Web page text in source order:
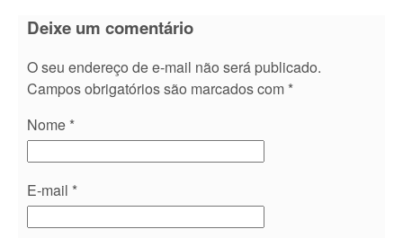
Deixe um comentário
O seu endereço de e-mail não será publicado.
Campos obrigatórios são marcados com *
Nome *
E-mail *